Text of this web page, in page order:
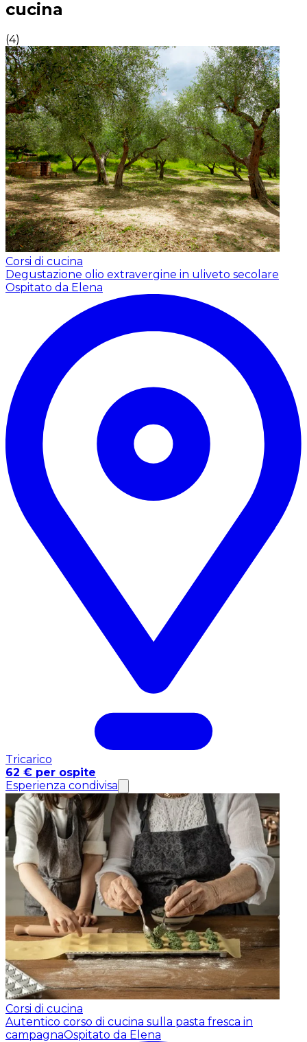
cucina
(4)
Corsi di cucina
Degustazione olio extravergine in uliveto secolare
Ospitato da Elena
Tricarico
62 € per ospite
Esperienza condivisa
Corsi di cucina
Autentico corso di cucina sulla pasta fresca in
campagnaOspitato da Elena